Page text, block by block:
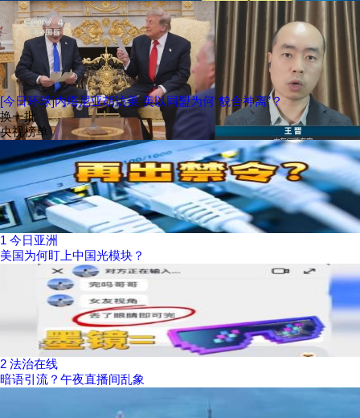
[今日环球]内塔尼亚胡访美 美以同盟为何“貌合神离”？
换一批
央视榜单
1 今日亚洲
美国为何盯上中国光模块？
2 法治在线
暗语引流？午夜直播间乱象